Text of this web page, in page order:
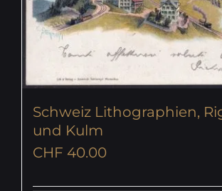
Schweiz Lithographien,
und Kulm
CHF 40.00